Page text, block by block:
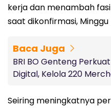
kerja dan menambah
saat dikonfirmasi,
Baca Juga
BRI BO Genteng
Digital, Kelola 220
Seiring meningkatnya